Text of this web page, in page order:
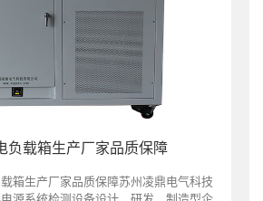
负载箱生产厂家品质保障
箱生产厂家品质保障苏州凌鼎电气科技